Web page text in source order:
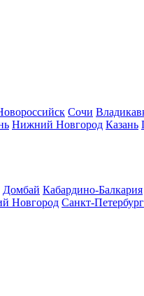
Сочи
Нижний Новгород Казань
Домбай Кабардино-Балкария
Новгород Санкт-Петербург